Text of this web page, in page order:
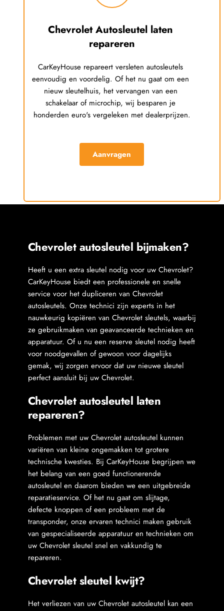
Chevrolet Autosleutel laten
repareren
CarKeyHouse repareert versleten autosleutels
eenvoudig en voordelig. Of het nu gaat om een
nieuw sleutelhuis, het vervangen van een
schakelaar of microchip, wij besparen je
honderden euro's vergeleken met dealerprijzen.
Aanvragen
Chevrolet autosleutel bijmaken?
Heeft u een extra sleutel nodig voor uw Chevrolet?
CarKeyHouse biedt een professionele en snelle
service voor het dupliceren van Chevrolet
autosleutels. Onze technici zijn experts in het
nauwkeurig kopiëren van Chevrolet sleutels, waarbij
ze gebruikmaken van geavanceerde technieken en
apparatuur. Of u nu een reserve sleutel nodig heeft
voor noodgevallen of gewoon voor dagelijks
gemak, wij zorgen ervoor dat uw nieuwe sleutel
perfect aansluit bij uw Chevrolet.
Chevrolet autosleutel laten
repareren?
Problemen met uw Chevrolet autosleutel kunnen
variëren van kleine ongemakken tot grotere
technische kwesties. Bij CarKeyHouse begrijpen we
het belang van een goed functionerende
autosleutel en daarom bieden we een uitgebreide
reparatieservice. Of het nu gaat om slijtage,
defecte knoppen of een probleem met de
transponder, onze ervaren technici maken gebruik
van gespecialiseerde apparatuur en technieken om
uw Chevrolet sleutel snel en vakkundig te
repareren.
Chevrolet sleutel kwijt?
Het verliezen van uw Chevrolet autosleutel kan een